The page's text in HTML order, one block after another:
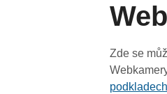
Zde se
podkladech